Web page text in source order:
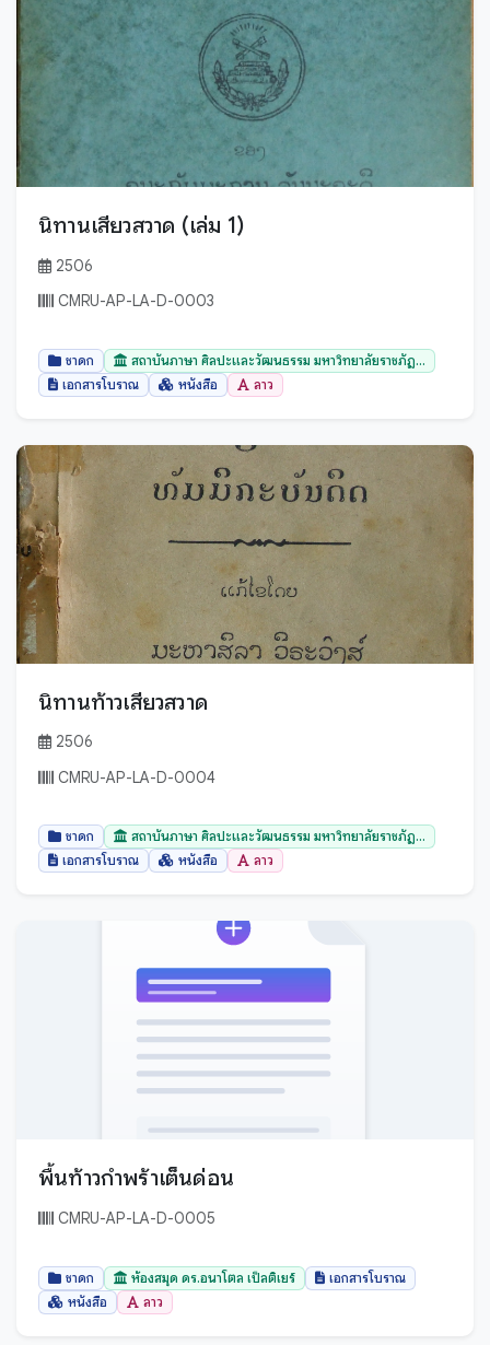
กาฬสินธุ์
กำแพงเพชร
ขอนแก่น
จันทบุรี
ฉะเชิงเทรา
ชลบุรี
ชัยนาท
ชุมพร
ตราด
ตาก
นครปฐม
นครพนม
นครราชสีมา
นครศรีธรรมราช
นครสวรรค์
น่าน
บุรีรัมย์
ปทุมธานี
ประจวบคีรีขันธ์
พระนครศรีอยุธยา
พิจิตร
พิษณุโลก
มุกดาหาร
ยะลา
นิทานเสียวสวาด (เล่ม 1)
2506
CMRU-AP-LA-D-0003
ชาดก
สถาบันภาษา ศิลปะและวัฒนธรรม มหาวิทยาลัยราชภัฏ...
เอกสารโบราณ
หนังสือ ลาว
นิทานท้าวเสียวสวาด
2506
CMRU-AP-LA-D-0004
ชาดก
สถาบันภาษา ศิลปะและวัฒนธรรม มหาวิทยาลัยราชภัฏ...
เอกสารโบราณ
หนังสือ ลาว
พื้นท้าวกำพร้าเต็นด่อน
CMRU-AP-LA-D-0005
ชาดก ห้องสมุด ดร.อนาโตล เป็ลติเยร์
เอกสารโบราณ
หนังสือ
ลาว